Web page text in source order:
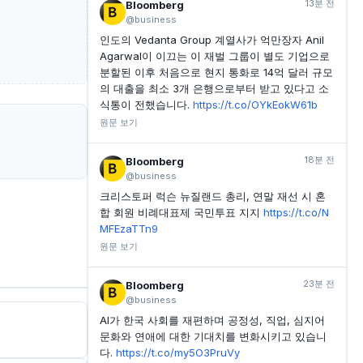
Bloomberg
@business
13분 전
인도의 Vedanta Group 계열사가 억만장자 Anil
Agarwal이 이끄는 이 재벌 그룹이 별도 기업으로
분할된 이후 처음으로 현지 통화로 14억 달러 규모
의 대출을 최소 3개 은행으로부터 받고 있다고 소
식통이 전했습니다. https://t.co/OYkEokW61b
원문 보기
Bloomberg
@business
18분 전
크리스토퍼 럭슨 뉴질랜드 총리, 연말 재선 시 혼
합 회원 비례대표제 국민투표 지지 https://t.co/N
MFEzaTTn9
원문 보기
Bloomberg
@business
23분 전
AI가 한국 사회를 재편하며 공정성, 직업, 심지어
문화와 연애에 대한 기대치를 변화시키고 있습니
다. https://t.co/my5O3PruVy